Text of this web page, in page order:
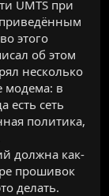
UMTS при
этого
об этом
несколько
модема: в
есть сеть
политика,
должна как-
прошивок
делать.